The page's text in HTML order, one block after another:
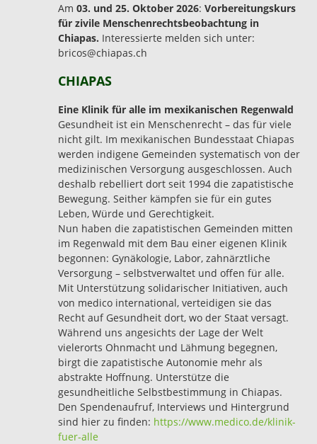
Am03. und 25. Oktober 2026:Vorbereitungskurs
für zivile Menschenrechtsbeobachtung in
Chiapas. Interessierte melden sich unter:
bricos@chiapas.ch
CHIAPAS
Eine Klinik für alle im mexikanischen Regenwald
Gesundheit ist ein Menschenrecht – das für viele
nicht gilt. Im mexikanischen Bundesstaat Chiapas
werden indigene Gemeinden systematisch von der
medizinischen Versorgung ausgeschlossen. Auch
deshalb rebelliert dort seit 1994 die zapatistische
Bewegung. Seither kämpfen sie für ein gutes
Leben, Würde und Gerechtigkeit.
Nun haben die zapatistischen Gemeinden mitten
im Regenwald mit dem Bau einer eigenen Klinik
begonnen: Gynäkologie, Labor, zahnärztliche
Versorgung – selbstverwaltet und offen für alle.
Mit Unterstützung solidarischer Initiativen, auch
von medico international, verteidigen sie das
Recht auf Gesundheit dort, wo der Staat versagt.
Während uns angesichts der Lage der Welt
vielerorts Ohnmacht und Lähmung begegnen,
birgt die zapatistische Autonomie mehr als
abstrakte Hoffnung. Unterstütze die
gesundheitliche Selbstbestimmung in Chiapas.
Den Spendenaufruf, Interviews und Hintergrund
sind hier zu finden: https://www.medico.de/klinik-
fuer-alle